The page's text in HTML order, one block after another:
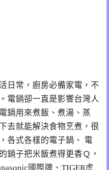
日常，廚房必備家電，不
電鍋卻一直是影響台灣人
鍋用來煮飯、煮湯、蒸
去就能解決食物烹煮，很
各式各樣的電子鍋、 電
鍋子把米飯煮得更香Ｑ，
國際牌、TIGER虎